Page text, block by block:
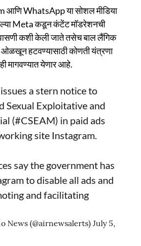
WhatsApp या सोशल मीडिया
Meta कडून कंटेंट मॉडरेशनची
कशी केली जाते तसेच बाल लैंगिक
हटवण्यासाठी कोणती यंत्रणा
मागवण्यात येणार आहे.
a stern notice to
Sexual Exploitative and
(#CSEAM) in paid ads
site Instagram.
say the government has
to disable all ads and
and facilitating
News (@airnewsalerts) July 5,